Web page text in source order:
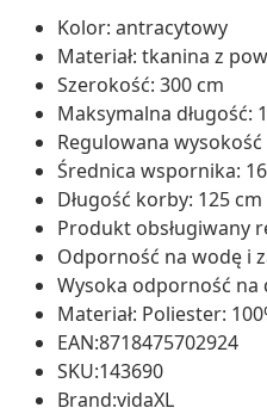
Kolor: antracytowy
Materiał: tkanina z
Szerokość: 300 cm
Maksymalna długość:
Regulowana
Średnica wspornika:
Długość korby: 125 cm
Produkt obsługiwany
Odporność na wodę i
Wysoka odporność na
Materiał: Poliester:
EAN:8718475702924
SKU:143690
Brand:vidaXL